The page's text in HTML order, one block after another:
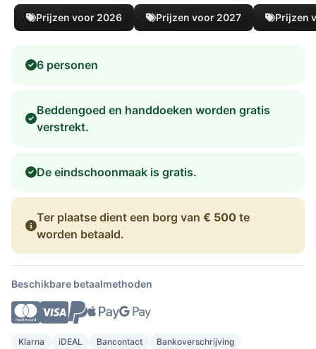
Prijzen voor 2026 Prijzen voor 2027 Prijzen
6 personen
Beddengoed en handdoeken worden gratis
verstrekt.
De eindschoonmaak is gratis.
Ter plaatse dient een borg van € 500 te
worden betaald.
Beschikbare betaalmethoden
Klarna iDEAL Bancontact Bankoverschrijving